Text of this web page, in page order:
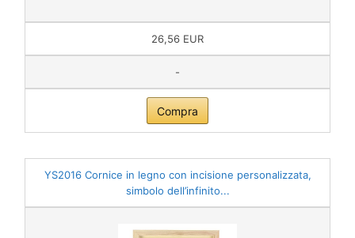
26,56 EUR
-
Compra
YS2016 Cornice in legno con incisione personalizzata,
simbolo dell’infinito...